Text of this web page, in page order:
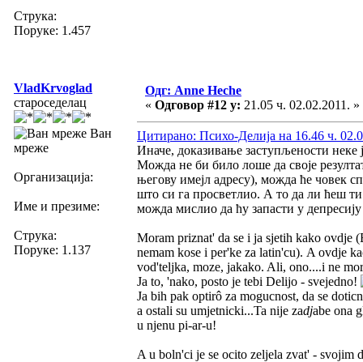
Струка:
Поруке: 1.457
VladKrvoglad
староседелац
Ван
мреже
Организација:
Име и презиме:
Струка:
Поруке: 1.137
Одг: Anne Heche
« Одговор #12 у: 21.05 ч. 02.02.2011. »
Цитирано: Психо-Делија на 16.46 ч.
Иначе, доказивање заступљености неке
Можда не би било лоше да своје
његову имејл адресу), можда ће човек
што си га просветлио. А то да ли ћеш
можда мислио да ћу запасти у
Moram priznat' da se i ja sjetih kako
nemam kose i per'ke za latin'cu). A ovdje
vod'teljka, moze, jakako. Ali, ono....i ne
Ja to, 'nako, posto je tebi Delijo - svejedno!
Ja bih pak optirô za mogucnost, da se
a ostali su umjetnicki...Ta nije zadjabe ona
u njenu pi-ar-u!
A u boln'ci je se ocito zeljela zvat' - svojim